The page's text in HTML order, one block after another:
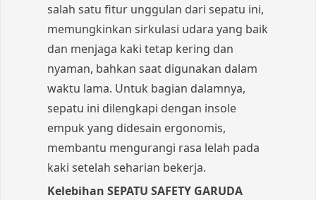
salah satu fitur unggulan dari sepatu ini,
memungkinkan sirkulasi udara yang baik
dan menjaga kaki tetap kering dan
nyaman, bahkan saat digunakan dalam
waktu lama. Untuk bagian dalamnya,
sepatu ini dilengkapi dengan insole
empuk yang didesain ergonomis,
membantu mengurangi rasa lelah pada
kaki setelah seharian bekerja.
Kelebihan SEPATU SAFETY GARUDA